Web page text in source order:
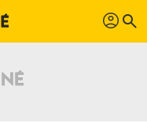
profil search